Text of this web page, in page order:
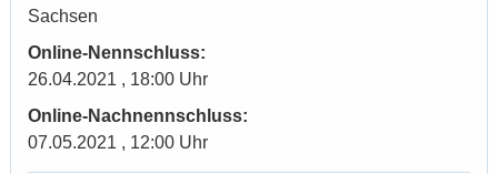
Sachsen
Online-Nennschluss:
26.04.2021 , 18:00 Uhr
Online-Nachnennschluss:
07.05.2021 , 12:00 Uhr